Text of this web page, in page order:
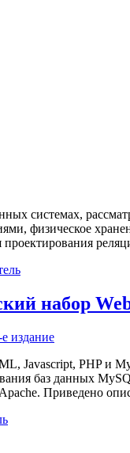
системах,
физическое
набор
Javascript, PHP
баз данных
Приведено